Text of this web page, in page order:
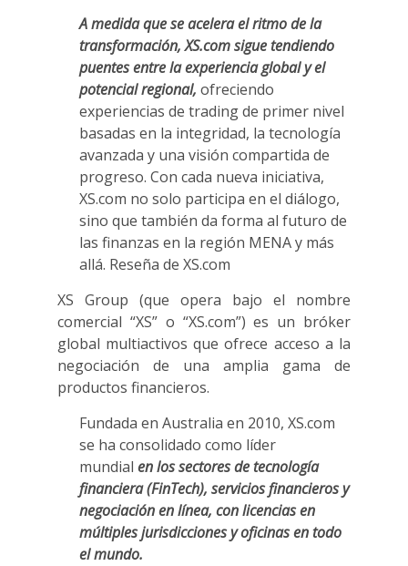
A medida que se acelera el ritmo de la
transformación, XS.com sigue tendiendo
puentes entre la experiencia global y el
potencial regional, ofreciendo
experiencias de trading de primer nivel
basadas en la integridad, la tecnología
avanzada y una visión compartida de
progreso. Con cada nueva iniciativa,
XS.com no solo participa en el diálogo,
sino que también da forma al futuro de
las finanzas en la región MENA y más
allá. Reseña de XS.com
XS Group (que opera bajo el nombre
comercial “XS” o “XS.com”) es un bróker
global multiactivos que ofrece acceso a la
negociación de una amplia gama de
productos financieros.
Fundada en Australia en 2010, XS.com
se ha consolidado como líder
mundial en los sectores de tecnología
financiera (FinTech), servicios financieros y
negociación en línea, con licencias en
múltiples jurisdicciones y oficinas en todo
el mundo.